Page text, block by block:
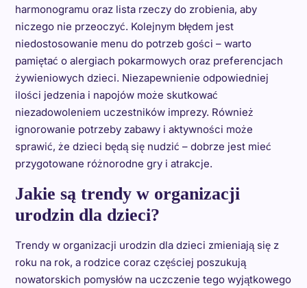
harmonogramu oraz lista rzeczy do zrobienia, aby
niczego nie przeoczyć. Kolejnym błędem jest
niedostosowanie menu do potrzeb gości – warto
pamiętać o alergiach pokarmowych oraz preferencjach
żywieniowych dzieci. Niezapewnienie odpowiedniej
ilości jedzenia i napojów może skutkować
niezadowoleniem uczestników imprezy. Również
ignorowanie potrzeby zabawy i aktywności może
sprawić, że dzieci będą się nudzić – dobrze jest mieć
przygotowane różnorodne gry i atrakcje.
Jakie są trendy w organizacji
urodzin dla dzieci?
Trendy w organizacji urodzin dla dzieci zmieniają się z
roku na rok, a rodzice coraz częściej poszukują
nowatorskich pomysłów na uczczenie tego wyjątkowego